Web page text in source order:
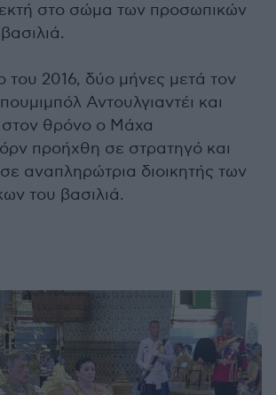
στο σώμα των προσωπικών
του 2016, δύο μήνες μετά τον
Αντουλγιαντέι και
θρόνο ο Μάχα
προήχθη σε στρατηγό και
αναπληρώτρια διοικητής των
του βασιλιά.